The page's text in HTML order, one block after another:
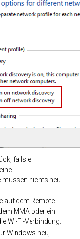
falls er
nichts neu
auf dem Remote-
MMA oder ein
Wi-Fi-Verbindung.
Windows neu,